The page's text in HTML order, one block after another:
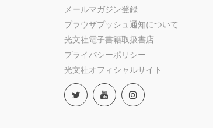
メールマガジン登録
ブラウザプッシュ通知について
光文社電子書籍取扱書店
プライバシーポリシー
光文社オフィシャルサイト